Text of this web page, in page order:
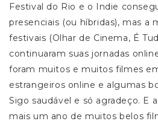
Festival do Rio e o Indie
presenciais (ou híbridas), mas a
festivais (Olhar de Cinema, É
continuaram suas jornadas
foram muitos e muitos filmes
estrangeiros online e algumas
Sigo saudável e só agradeço. E
mais um ano de muitos belos